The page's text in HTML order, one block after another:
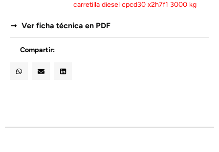
carretilla diesel cpcd30 x2h7f1 3000 kg
Ver ficha técnica en PDF
Compartir: